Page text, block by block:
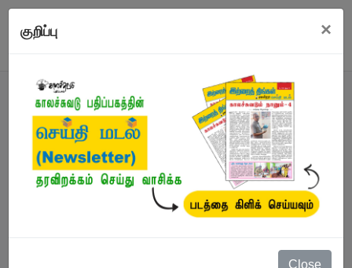
குறிப்பு ×
Close
நூல்கள் மொழிப்பெயர்ப்புச் சிறுகதைகள்
/
மோகனசாமி